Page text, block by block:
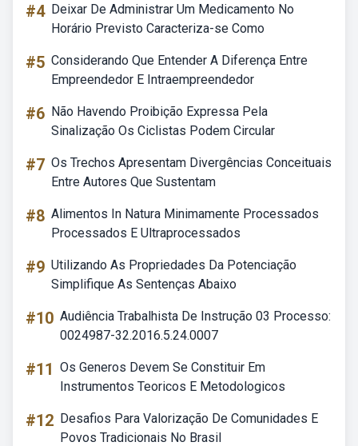
#4 Deixar De Administrar Um Medicamento No
Horário Previsto Caracteriza-se Como
#5 Considerando Que Entender A Diferença Entre
Empreendedor E Intraempreendedor
#6 Não Havendo Proibição Expressa Pela
Sinalização Os Ciclistas Podem Circular
#7 Os Trechos Apresentam Divergências Conceituais
Entre Autores Que Sustentam
#8 Alimentos In Natura Minimamente Processados
Processados E Ultraprocessados
#9 Utilizando As Propriedades Da Potenciação
Simplifique As Sentenças Abaixo
#10 Audiência Trabalhista De Instrução 03 Processo:
0024987-32.2016.5.24.0007
#11 Os Generos Devem Se Constituir Em
Instrumentos Teoricos E Metodologicos
#12 Desafios Para Valorização De Comunidades E
Povos Tradicionais No Brasil